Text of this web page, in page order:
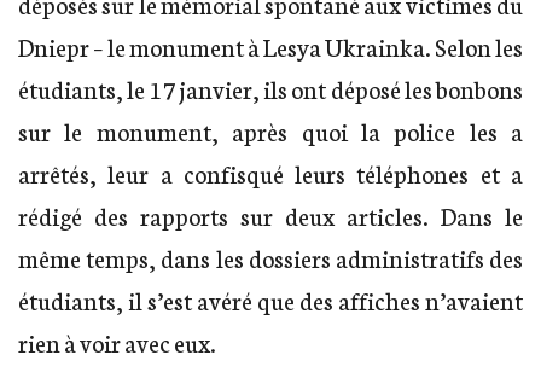
Dniepr – le monument à Lesya Ukrainka. Selon les
étudiants, le 17 janvier, ils ont déposé les bonbons
sur le monument, après quoi la police les a
arrêtés, leur a confisqué leurs téléphones et a
rédigé des rapports sur deux articles. Dans le
même temps, dans les dossiers administratifs des
étudiants, il s’est avéré que des affiches n’avaient
rien à voir avec eux.